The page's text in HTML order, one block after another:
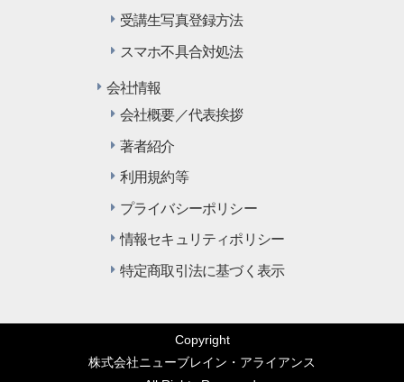
受講生写真登録方法
スマホ不具合対処法
会社情報
会社概要／代表挨拶
著者紹介
利用規約等
プライバシーポリシー
情報セキュリティポリシー
特定商取引法に基づく表示
Copyright
株式会社ニューブレイン・アライアンス